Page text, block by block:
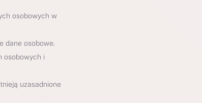
osobowych w
dane osobowe.
osobowych i
uzasadnione